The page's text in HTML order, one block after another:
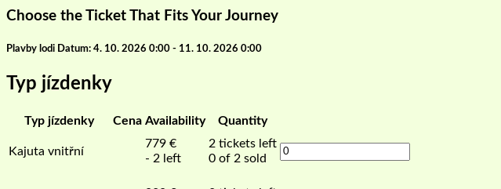
Choose the Ticket That Fits Your Journey
Plavby lodi Datum: 4. 10. 2026 0:00 - 11. 10. 2026 0:00
Typ jízdenky
Typ jízdenky Cena Availability Quantity
Kajuta vnitřní
779 €
- 2 left
2 tickets left
0 of 2 sold